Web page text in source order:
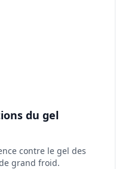
du gel
contre le gel des
grand froid.